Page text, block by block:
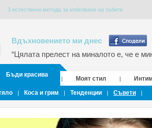
3 естествени метода за избелване на зъбите
Вдъхновението ми днес
“Цялата прелест на миналото е, че е
Бъди красива
| Моят стил |
| Коса и грим | Тенденции | Съвети |